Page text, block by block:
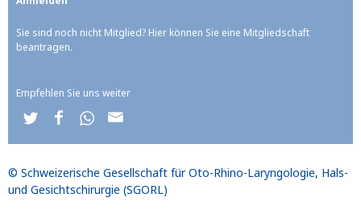
Sie sind noch nicht Mitglied? Hier können Sie eine Mitgliedschaft
beantragen.
Empfehlen Sie uns weiter
© Schweizerische Gesellschaft für Oto-Rhino-Laryngologie, Hals-
und Gesichtschirurgie (SGORL)